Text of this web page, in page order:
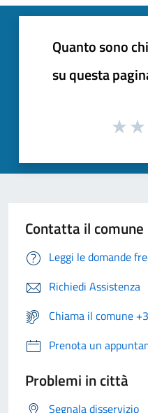
Quanto sono
su questa
Contatta il comune
Leggi le domande
Richiedi Assistenza
Chiama il comune
Prenota un
Problemi in città
Segnala disservizio